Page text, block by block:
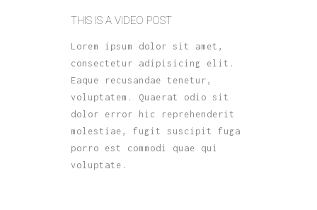
THIS IS A VIDEO POST
Lorem ipsum dolor sit amet,
consectetur adipisicing elit.
Eaque recusandae tenetur,
voluptatem. Quaerat odio sit
dolor error hic reprehenderit
molestiae, fugit suscipit fuga
porro est commodi quae qui
voluptate.